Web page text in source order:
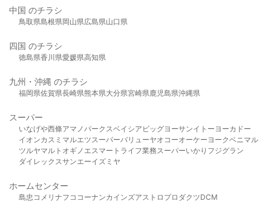
中国 のチラシ
鳥取県島根県岡山県広島県山口県
四国 のチラシ
徳島県香川県愛媛県高知県
九州・沖縄 のチラシ
福岡県佐賀県長崎県熊本県大分県宮崎県鹿児島県沖縄県
スーパー
いなげや西條アマノパークスベイシア ビッグヨーサンイトーヨーカドー
イオンカスミ マルエツスーパーバリューヤオコーオーケー ヨークベニマル
ツルヤマルト オギノ エスマート ライフ業務スーパーいかり フジグラン
ダイレックスサンエーイズミヤ
ホームセンター
島忠 コメリ ナフコ コーナンカインズアストロプロダクツDCM